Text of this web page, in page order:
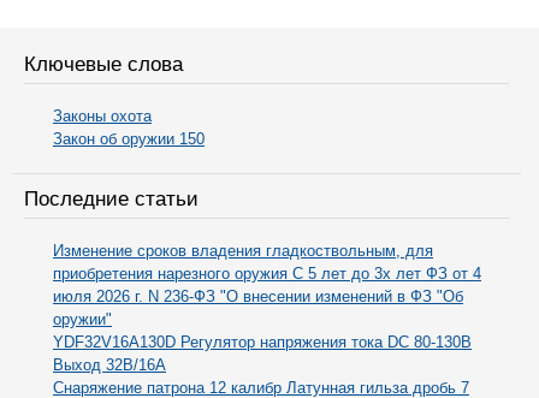
Ключевые слова
Законы охота
Закон об оружии 150
Последние статьи
Изменение сроков владения гладкоствольным, для
приобретения нарезного оружия С 5 лет до 3х лет ФЗ от 4
июля 2026 г. N 236-ФЗ "О внесении изменений в ФЗ "Об
оружии"
YDF32V16A130D Регулятор напряжения тока DC 80-130В
Выход 32В/16А
Снаряжение патрона 12 калибр Латунная гильза дробь 7